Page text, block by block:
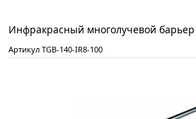
Инфракрасный многолучевой
Артикул TGB-140-IR8-100